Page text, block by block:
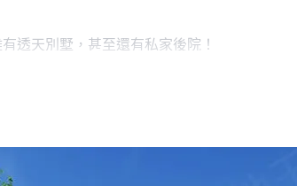
透天別墅，甚至還有私家後院！
房空間，不僅狹小難以利用，甚至動線不
齡電梯，擁有私人後院，讓您在停車與庭院